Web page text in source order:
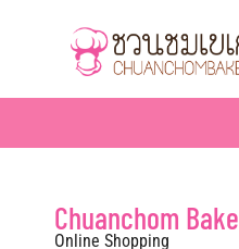
Chuanchom
Online Shopping